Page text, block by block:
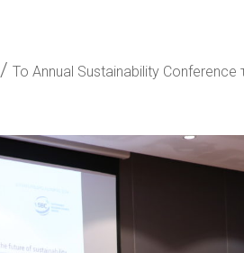
/Το Annual Sustainability Conference